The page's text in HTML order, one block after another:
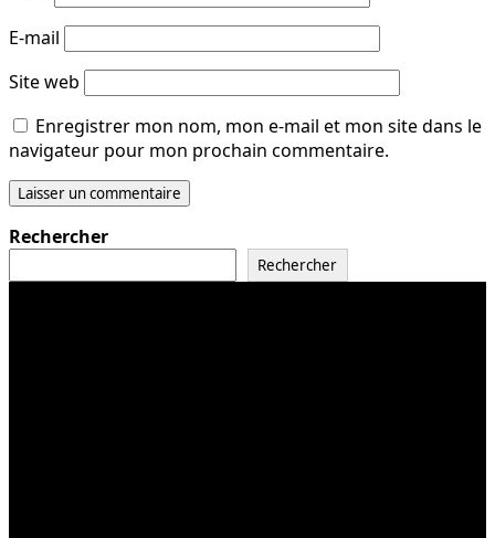
E-mail
Site web
Enregistrer mon nom, mon e-mail et mon site dans le
navigateur pour mon prochain commentaire.
Rechercher
Rechercher